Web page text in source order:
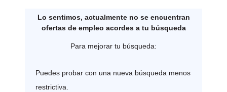
Lo sentimos, actualmente no se encuentran
ofertas de empleo acordes a tu búsqueda
Para mejorar tu búsqueda:
Puedes probar con una nueva búsqueda menos
restrictiva.